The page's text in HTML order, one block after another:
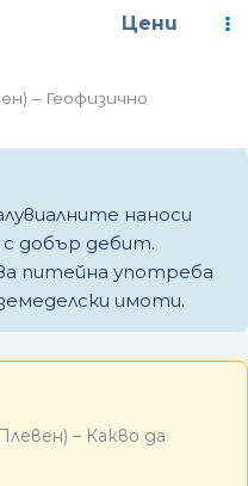
Цени
– Геофизично
наноси
с добър дебит.
питейна употреба
имоти.
– Какво да